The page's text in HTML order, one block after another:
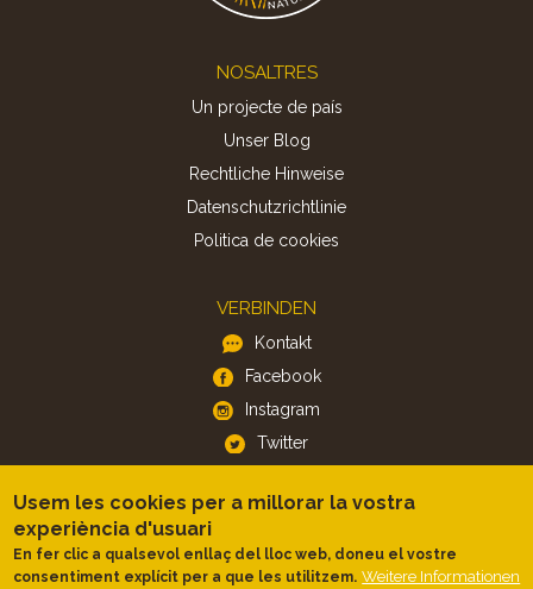
NOSALTRES
Un projecte de país
Unser Blog
Rechtliche Hinweise
Datenschutzrichtlinie
Politica de cookies
VERBINDEN
Kontakt
Facebook
Instagram
Twitter
APP
iOS
Android
Usem les cookies per a millorar la vostra
experiència d'usuari
En fer clic a qualsevol enllaç del lloc web, doneu el vostre
consentiment explícit per a que les utilitzem. Weitere Informationen